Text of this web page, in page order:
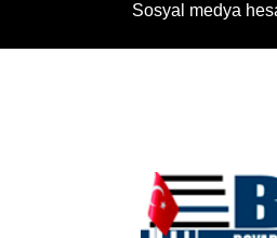
Sosyal medya